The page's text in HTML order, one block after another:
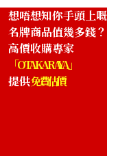
想唔想知你手頭上嘅
名牌商品值幾多錢？
高價收購專家
「OTAKARAYA」
提供免費估價